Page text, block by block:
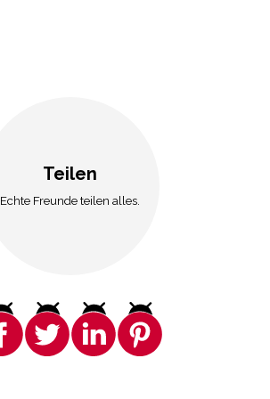
Teilen
Echte Freunde teilen alles.